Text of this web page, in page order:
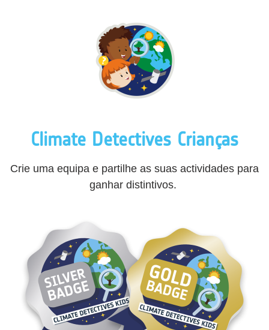
Climate Detectives Crianças
Crie uma equipa e partilhe as suas actividades para
ganhar distintivos.